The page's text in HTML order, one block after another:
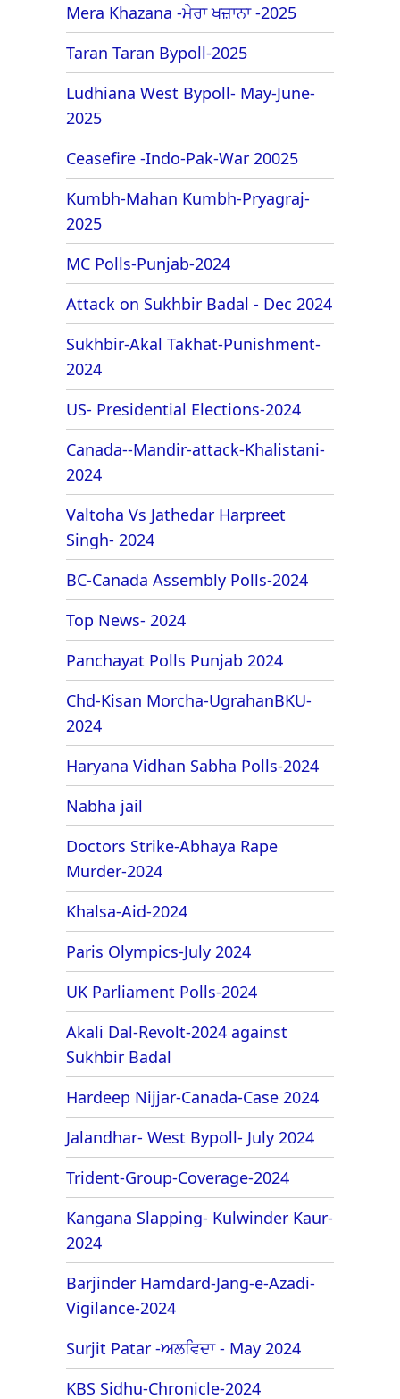
Mera Khazana -ਮੇਰਾ ਖਜ਼ਾਨਾ -2025
Taran Taran Bypoll-2025
Ludhiana West Bypoll- May-June-
2025
Ceasefire -Indo-Pak-War 20025
Kumbh-Mahan Kumbh-Pryagraj-
2025
MC Polls-Punjab-2024
Attack on Sukhbir Badal - Dec 2024
Sukhbir-Akal Takhat-Punishment-
2024
US- Presidential Elections-2024
Canada--Mandir-attack-Khalistani-
2024
Valtoha Vs Jathedar Harpreet
Singh- 2024
BC-Canada Assembly Polls-2024
Top News- 2024
Panchayat Polls Punjab 2024
Chd-Kisan Morcha-UgrahanBKU-
2024
Haryana Vidhan Sabha Polls-2024
Nabha jail
Doctors Strike-Abhaya Rape
Murder-2024
Khalsa-Aid-2024
Paris Olympics-July 2024
UK Parliament Polls-2024
Akali Dal-Revolt-2024 against
Sukhbir Badal
Hardeep Nijjar-Canada-Case 2024
Jalandhar- West Bypoll- July 2024
Trident-Group-Coverage-2024
Kangana Slapping- Kulwinder Kaur-
2024
Barjinder Hamdard-Jang-e-Azadi-
Vigilance-2024
Surjit Patar -ਅਲਵਿਦਾ - May 2024
KBS Sidhu-Chronicle-2024